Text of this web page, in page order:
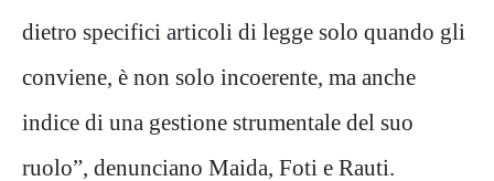
dietro specifici articoli di legge solo quando gli
conviene, è non solo incoerente, ma anche
indice di una gestione strumentale del suo
ruolo”, denunciano Maida, Foti e Rauti.